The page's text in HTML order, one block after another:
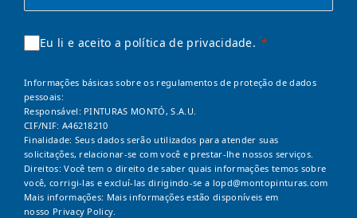
Eu li e aceito a política de privacidade.
Informações básicas sobre os regulamentos de proteção de dados
pessoais:
Responsável: PINTURAS MONTÓ, S.A.U.
CIF/NIF: A46218210
Finalidade: Seus dados serão utilizados para atender suas
solicitações, relacionar-se com você e prestar-lhe nossos serviços.
Direitos: Você tem o direito de saber quais informações temos sobre
você, corrigi-las e excluí-las dirigindo-se a lopd@montopinturas.com
Mais informações: Mais informações estão disponíveis em
nosso Privacy Policy.